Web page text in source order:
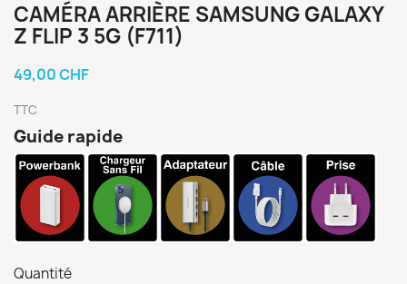
CAMÉRA ARRIÈRE SAMSUNG GALAXY
Z FLIP 3 5G (F711)
49,00 CHF
TTC
Guide rapide
Quantité